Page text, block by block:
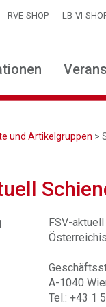
RVE-SHOP LB-VI-
und Artikelgruppen >
FSV-
A-1040
Tel.: +43 1